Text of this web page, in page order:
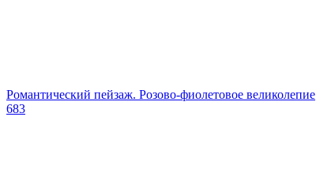
Романтический пейзаж. Розово-фиолетовое великолепие
683